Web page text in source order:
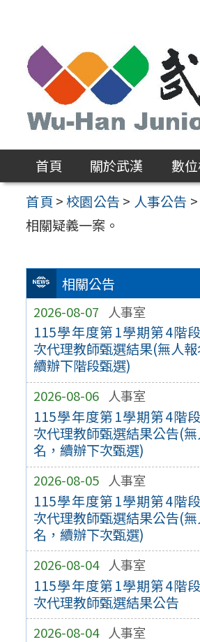
區
首頁 關於武漢 數
首頁 >校園公告 > 人事公告 >
相關疑義一案。
相關公告
2026-08-07 人事室
115學年度第1學期第4階
次代理教師甄選結果(無人報
續辦下階段甄選)
2026-08-06 人事室
115學年度第1學期第4階
次代理教師甄選結果公告(
名，續辦下次甄選)
2026-08-05 人事室
115學年度第1學期第4階
次代理教師甄選結果公告(
名，續辦下次甄選)
2026-08-04 人事室
115學年度第1學期第4階
次代理教師甄選結果公告
2026-08-04 人事室